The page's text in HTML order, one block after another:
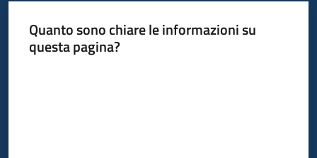
Quanto sono chiare le informazioni su
questa pagina?